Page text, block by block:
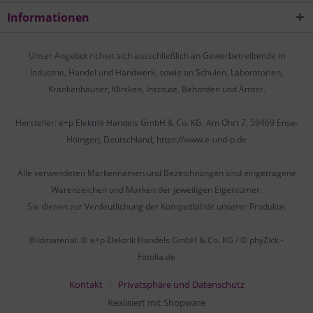
Informationen
Unser Angebot richtet sich ausschließlich an Gewerbetreibende in
Industrie, Handel und Handwerk, sowie an Schulen, Laboratorien,
Krankenhäuser, Kliniken, Institute, Behörden und Ämter.
Hersteller: e+p Elektrik Handels GmbH & Co. KG, Am Ohrt 7, 59469 Ense-
Höingen, Deutschland, https://www.e-und-p.de
Alle verwendeten Markennamen und Bezeichnungen sind eingetragene
Warenzeichen und Marken der jeweiligen Eigentümer.
Sie dienen zur Verdeutlichung der Kompatibilität unserer Produkte.
Bildmaterial: © e+p Elektrik Handels GmbH & Co. KG / © phyZick -
Fotolia.de
Kontakt
Privatsphäre und Datenschutz
Realisiert mit Shopware